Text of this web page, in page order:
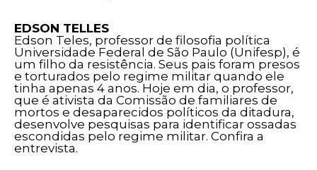
EDSON TELLES
Edson Teles, professor de filosofia política
Universidade Federal de São Paulo (Unifesp), é
um filho da resistência. Seus pais foram presos
e torturados pelo regime militar quando ele
tinha apenas 4 anos. Hoje em dia, o professor,
que é ativista da Comissão de familiares de
mortos e desaparecidos políticos da ditadura,
desenvolve pesquisas para identificar ossadas
escondidas pelo regime militar. Confira a
entrevista.